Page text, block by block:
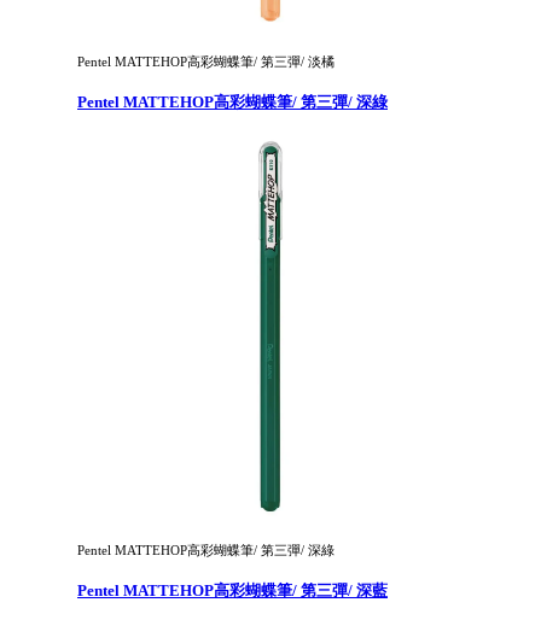
Pentel MATTEHOP高彩蝴蝶筆/ 第三彈/ 淡橘
Pentel MATTEHOP高彩蝴蝶筆/ 第三彈/ 深綠
Pentel MATTEHOP高彩蝴蝶筆/ 第三彈/ 深綠
Pentel MATTEHOP高彩蝴蝶筆/ 第三彈/ 深藍